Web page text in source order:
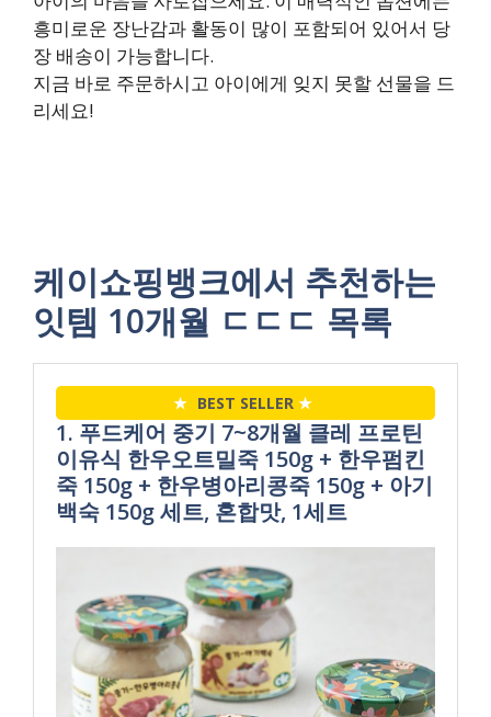
흥미로운 장난감과 활동이 많이 포함되어 있어서 당
장 배송이 가능합니다.
지금 바로 주문하시고 아이에게 잊지 못할 선물을 드
리세요!
케이쇼핑뱅크에서 추천하는
잇템 10개월 ㄷㄷㄷ 목록
★ BEST SELLER ★
1. 푸드케어 중기 7~8개월 클레 프로틴
이유식 한우오트밀죽 150g + 한우펌킨
죽 150g + 한우병아리콩죽 150g + 아기
백숙 150g 세트, 혼합맛, 1세트